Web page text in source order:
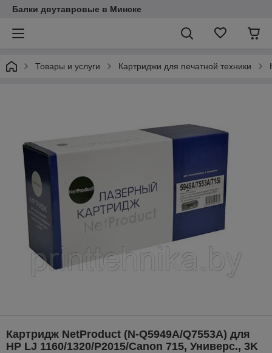
Балки двутавровые в Минске
Товары и услуги Картриджи для печатной техники
Картридж NetProduct (N-Q5949A/Q7553A) для
HP LJ 1160/1320/P2015/Canon 715, Универс., 3K